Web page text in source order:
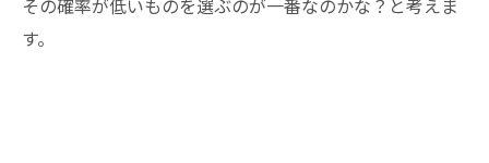
その確率が低いものを選ぶのが一番なのかな？と考えま
す。